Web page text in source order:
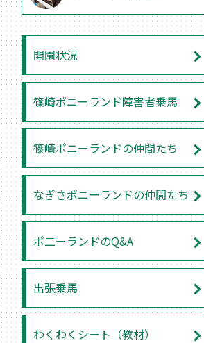
開園状況
篠崎ポニーランド障害者乗馬
篠崎ポニーランドの仲間たち
なぎさポニーランドの仲間たち
ポ二ーランドのQ&A
出張乗馬
わくわくシート（教材）